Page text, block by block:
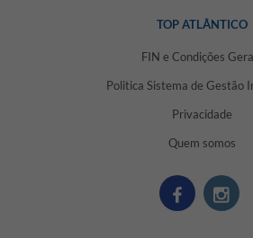
TOP ATLÂNTICO
FIN e Condições
Politica Sistema de Gestão
Privacidade
Quem somos